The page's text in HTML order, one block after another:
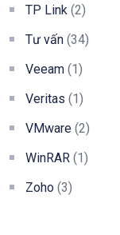
TP Link (2)
Tư vấn (34)
Veeam (1)
Veritas (1)
VMware (2)
WinRAR (1)
Zoho (3)